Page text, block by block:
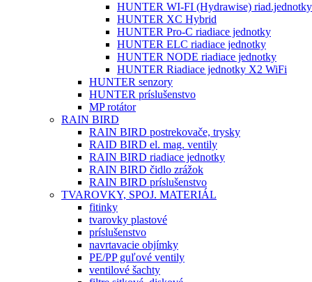
HUNTER WI-FI (Hydrawise) riad.jednotky
HUNTER XC Hybrid
HUNTER Pro-C riadiace jednotky
HUNTER ELC riadiace jednotky
HUNTER NODE riadiace jednotky
HUNTER Riadiace jednotky X2 WiFi
HUNTER senzory
HUNTER príslušenstvo
MP rotátor
RAIN BIRD
RAIN BIRD postrekovače, trysky
RAID BIRD el. mag. ventily
RAIN BIRD riadiace jednotky
RAIN BIRD čidlo zrážok
RAIN BIRD príslušenstvo
TVAROVKY, SPOJ. MATERIÁL
fitinky
tvarovky plastové
príslušenstvo
navrtavacie objímky
PE/PP guľové ventily
ventilové šachty